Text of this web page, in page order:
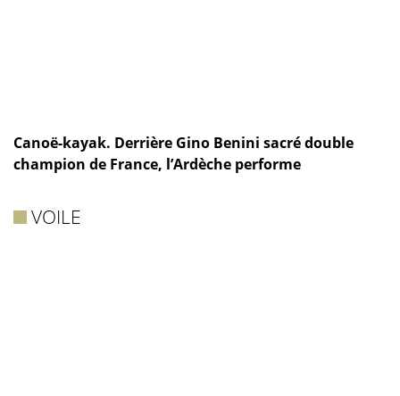
Canoë-kayak. Derrière Gino Benini sacré double
champion de France, l’Ardèche performe
VOILE